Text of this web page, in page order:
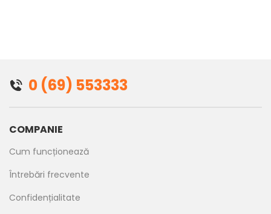
0 (69) 553333
COMPANIE
Cum funcționează
Întrebări frecvente
Confidențialitate